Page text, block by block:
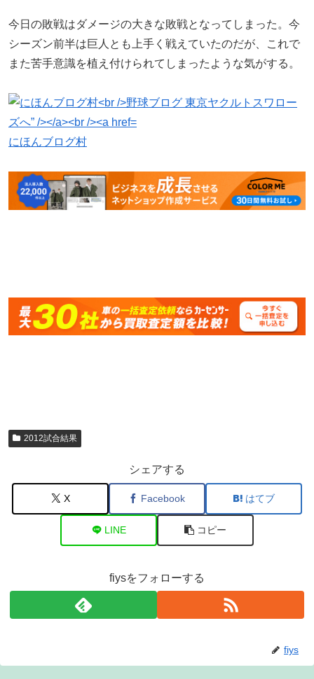
今日の敗戦はダメージの大きな敗戦となってしまった。今
シーズン前半は巨人とも上手く戦えていたのだが、これで
また苦手意識を植え付けられてしまったような気がする。
にほんブログ村
2012試合結果
シェアする
X Facebook はてブ
LINE コピー
fiysをフォローする
fiys